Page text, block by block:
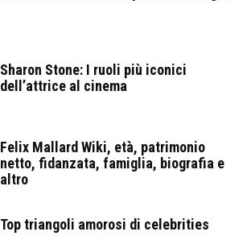
Sharon Stone: I ruoli più iconici
dell’attrice al cinema
Felix Mallard Wiki, età, patrimonio
netto, fidanzata, famiglia, biografia e
altro
Top triangoli amorosi di celebrities